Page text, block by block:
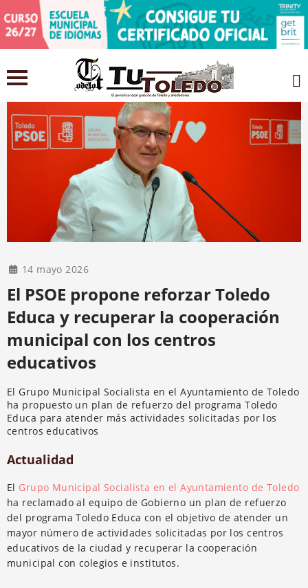
14 mayo 2026
El PSOE propone reforzar Toledo
Educa y recuperar la cooperación
municipal con los centros
educativos
El Grupo Municipal Socialista en el Ayuntamiento de Toledo
ha propuesto un plan de refuerzo del programa Toledo
Educa para atender más actividades solicitadas por los
centros educativos
Actualidad
El Grupo Municipal Socialista en el Ayuntamiento de Toledo
ha reclamado al equipo de Gobierno un plan de refuerzo
del programa Toledo Educa con el objetivo de atender un
mayor número de actividades solicitadas por los centros
educativos de la ciudad y recuperar la cooperación
municipal con colegios e institutos.